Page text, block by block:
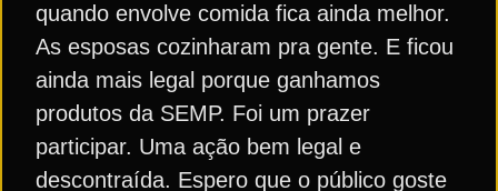
quando envolve comida fica ainda melhor.
As esposas cozinharam pra gente. E ficou
ainda mais legal porque ganhamos
produtos da SEMP. Foi um prazer
participar. Uma ação bem legal e
descontraída. Espero que o público goste